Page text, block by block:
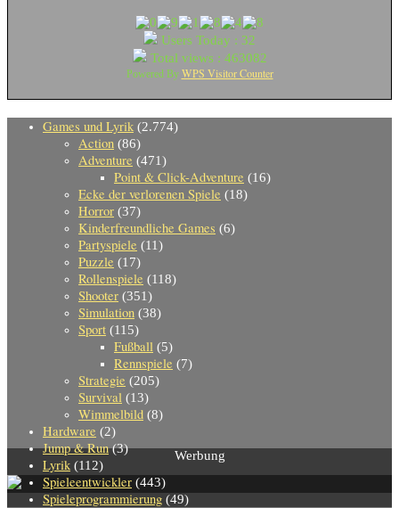
Users Today : 32
Total views : 463082
Powered By WPS Visitor Counter
Games und Lyrik (2.774)
Action (86)
Adventure (471)
Point & Click-Adventure (16)
Ecke der verlorenen Spiele (18)
Horror (37)
Kinderfreundliche Games (6)
Partyspiele (11)
Puzzle (17)
Rollenspiele (118)
Shooter (351)
Simulation (38)
Sport (115)
Fußball (5)
Rennspiele (7)
Strategie (205)
Survival (13)
Wimmelbild (8)
Hardware (2)
Jump & Run(3)
Lyrik (112)
Spieleentwickler (443)
Spieleprogrammierung (49)
Werbung